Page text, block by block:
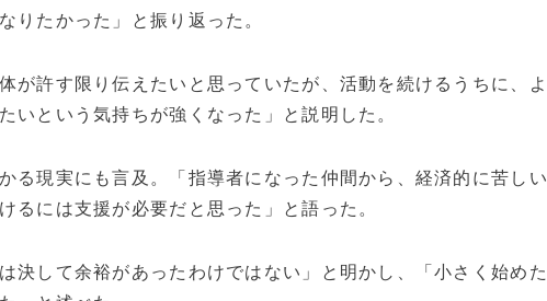
りたかった」と振り返った。
が許す限り伝えたいと思っていたが、活動を続けるうちに、よ
いという気持ちが強くなった」と説明した。
る現実にも言及。「指導者になった仲間から、経済的に苦しい
るには支援が必要だと思った」と語った。
決して余裕があったわけではない」と明かし、「小さく始めた